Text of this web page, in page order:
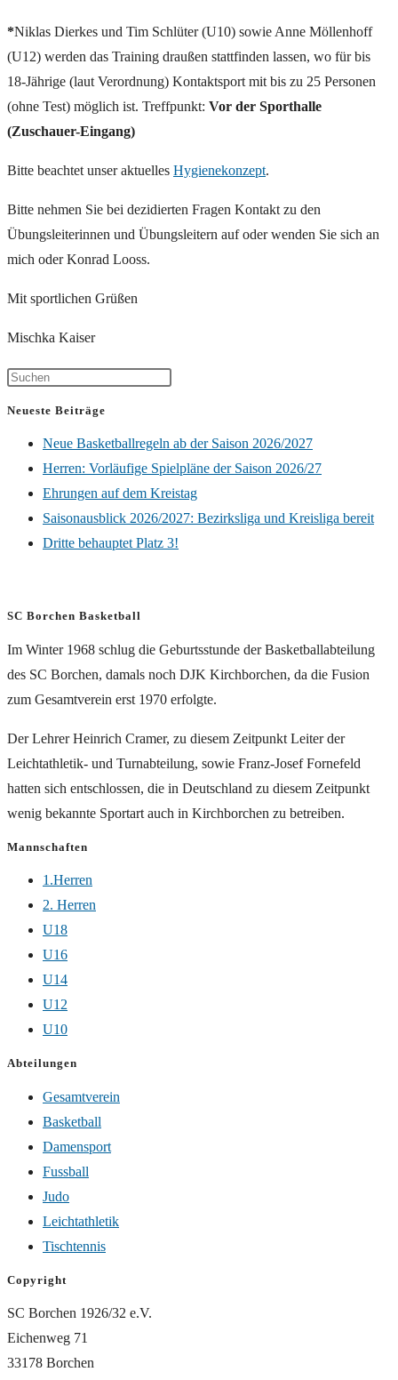
*Niklas Dierkes und Tim Schlüter (U10) sowie Anne Möllenhoff
(U12) werden das Training draußen stattfinden lassen, wo für bis
18-Jährige (laut Verordnung) Kontaktsport mit bis zu 25 Personen
(ohne Test) möglich ist. Treffpunkt: Vor der Sporthalle
(Zuschauer-Eingang)
Bitte beachtet unser aktuelles Hygienekonzept.
Bitte nehmen Sie bei dezidierten Fragen Kontakt zu den
Übungsleiterinnen und Übungsleitern auf oder wenden Sie sich an
mich oder Konrad Looss.
Mit sportlichen Grüßen
Mischka Kaiser
Neueste Beiträge
Neue Basketballregeln ab der Saison 2026/2027
Herren: Vorläufige Spielpläne der Saison 2026/27
Ehrungen auf dem Kreistag
Saisonausblick 2026/2027: Bezirksliga und Kreisliga bereit
Dritte behauptet Platz 3!
SC Borchen Basketball
Im Winter 1968 schlug die Geburtsstunde der Basketballabteilung
des SC Borchen, damals noch DJK Kirchborchen, da die Fusion
zum Gesamtverein erst 1970 erfolgte.
Der Lehrer Heinrich Cramer, zu diesem Zeitpunkt Leiter der
Leichtathletik- und Turnabteilung, sowie Franz-Josef Fornefeld
hatten sich entschlossen, die in Deutschland zu diesem Zeitpunkt
wenig bekannte Sportart auch in Kirchborchen zu betreiben.
Mannschaften
1.Herren
2. Herren
U18
U16
U14
U12
U10
Abteilungen
Gesamtverein
Basketball
Damensport
Fussball
Judo
Leichtathletik
Tischtennis
Copyright
SC Borchen 1926/32 e.V.
Eichenweg 71
33178 Borchen